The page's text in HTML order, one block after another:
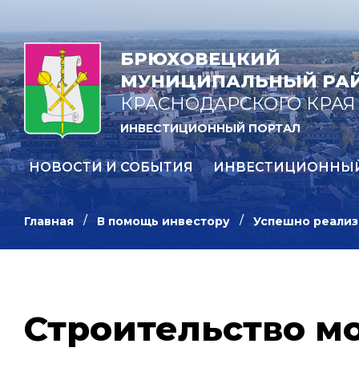
БРЮХОВЕЦКИЙ
МУНИЦИПАЛЬНЫЙ
КРАСНОДАРСКОГО КРАЯ
ИНВЕСТИЦИОННЫЙ ПОРТАЛ
НОВОСТИ И СОБЫТИЯ
Главная В помощь инвестору Успешно
Строительство